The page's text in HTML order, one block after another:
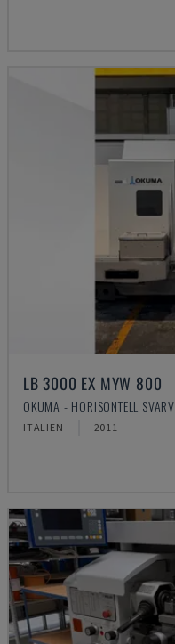
LB 3000 EX MYW 800
OKUMA - HORISONTELL SVARV
ITALIEN 2011